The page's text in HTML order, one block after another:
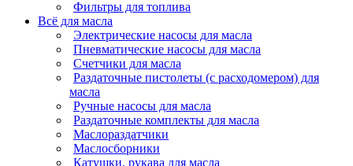
Фильтры для топлива
Всё для масла
Электрические насосы для масла
Пневматические насосы для масла
Счетчики для масла
Раздаточные пистолеты (с расходомером) для
масла
Ручные насосы для масла
Раздаточные комплекты для масла
Маслораздатчики
Маслосборники
Катушки, рукава для масла